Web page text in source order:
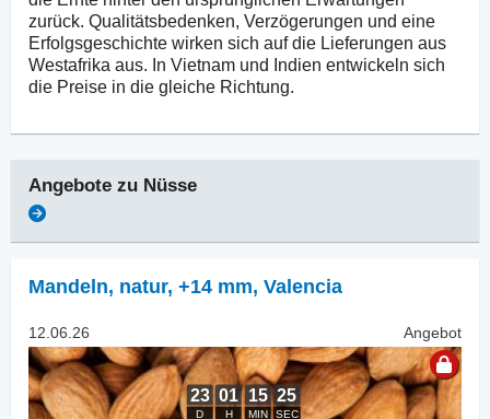
zurück. Qualitätsbedenken, Verzögerungen und eine
Erfolgsgeschichte wirken sich auf die Lieferungen aus
Westafrika aus. In Vietnam und Indien entwickeln sich
die Preise in die gleiche Richtung.
Angebote zu Nüsse
Mandeln, natur, +14 mm, Valencia
12.06.26 Angebot